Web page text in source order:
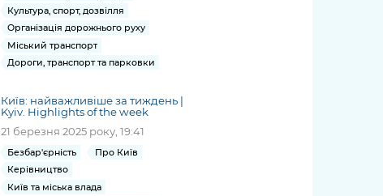
Культура, спорт, дозвілля
Організація дорожнього руху
Міський транспорт
Дороги, транспорт та парковки
Київ: найважливіше за тиждень |
Kyiv. Highlights of the week
21 березня 2025 року, 19:41
Безбар'єрність
Про Київ
Керівництво
Київ та міська влада